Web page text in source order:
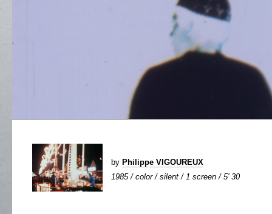
by Philippe VIGOUREUX
1985 / color / silent / 1 screen / 5' 30